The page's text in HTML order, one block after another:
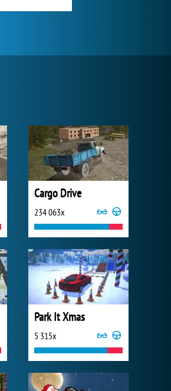
Cargo Drive
234 063x
Park It Xmas
5 315x